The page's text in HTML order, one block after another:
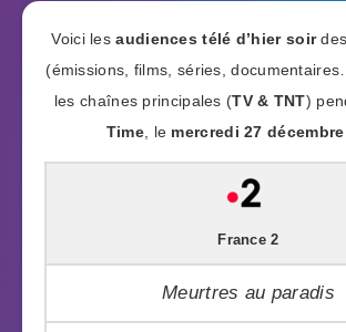
Voici lesaudiences télé d’hier soir
(émissions, films, séries,
les chaînes principales (TV & TNT)
Time, le mercredi 27
France 2
Meurtres au paradis